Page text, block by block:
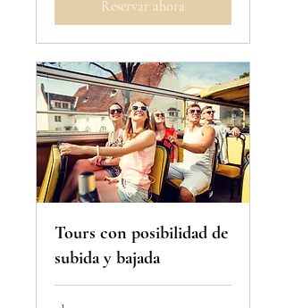
Reservar ahora
Tours con posibilidad de
subida y bajada